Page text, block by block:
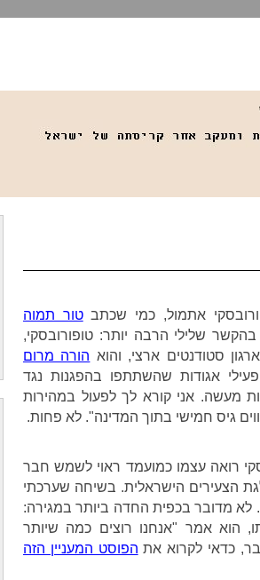
אתמול, כמי שכתבטור תמוה
שלילי הרבה יותר: טופורובסקי,
סטודנטים ארצי, והוא הורה מרום
אגודות שהשתתפו בהפגנות נגד
מעשה. אני קורא לך לפעול במהירות
גיס חמישי בתוך המדינה". לא פחות.
רואה עצמו כמועמד ראוי לשמש חבר
הצעירים הישראלית. בשיחה שערכתי
לא מדובר בכפית החדה ביותר במגירה:
הוא אמר "אנחנו רוצים כמה שיותר
כדאי לקרוא את הפוסט המעניין הזה